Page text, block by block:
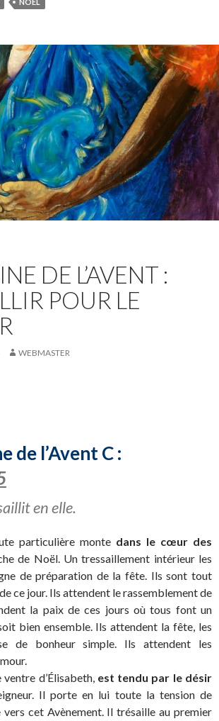
NOËL
DE L’AVENT :
POUR LE
WEBMASTER
de l’Avent C :
en elle.
particulière monte dans le cœur des
de Noël. Un tressaillement intérieur les
de préparation de la fête. Ils sont tout
ce jour. Ils attendent le rassemblement de
la paix de ces jours où tous font un
bien ensemble. Ils attendent la fête, les
de bonheur simple. Ils attendent les
ventre d’Élisabeth, est tendu par le désir
Il porte en lui toute la tension de
vers cet Avènement. Il trésaille au premier